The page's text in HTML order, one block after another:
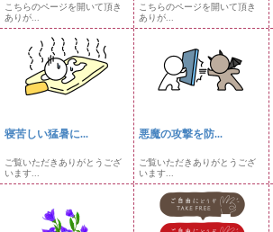
こちらのページを開いて頂き
ありが...
こちらのページを開いて頂き
ありが...
寝苦しい猛暑に...
ご覧いただきありがとうござ
います...
悪魔の攻撃を防...
ご覧いただきありがとうござ
います...